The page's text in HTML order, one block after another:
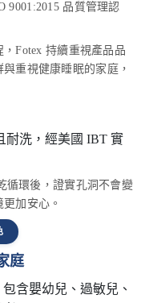
9001:2015 品質管理認
Fotex 持續重視產品品
重視健康睡眠的家庭，
循環後，證實孔洞不會變
加安心。
庭